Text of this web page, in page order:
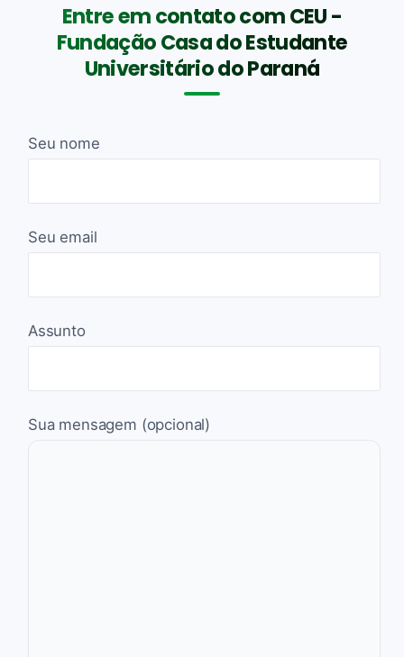
Entre em contato com CEU -
Fundação Casa do Estudante
Universitário do Paraná
Seu nome
Seu email
Assunto
Sua mensagem (opcional)